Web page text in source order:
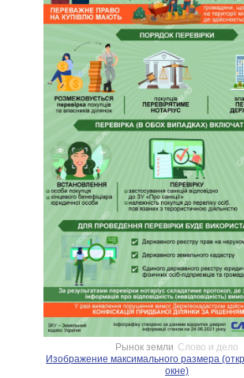
Рынок земли Слово и дело
Изображение максимального размера
окне)